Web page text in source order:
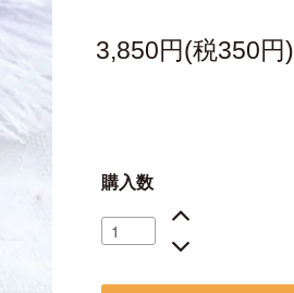
3,850円(税350円)
購入数